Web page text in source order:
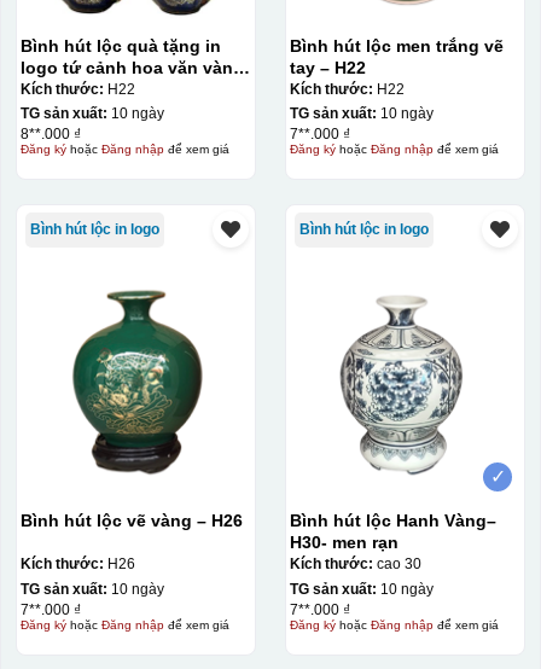
Bình hút lộc quà tặng in
logo tứ cảnh hoa văn vàng
kim 24cm KQ-BHL08
Kích thước: H22
TG sản xuất: 10 ngày
8**.000 ₫
Đăng kýhoặc Đăng nhậpđể xem giá
Bình hút lộc men trắng vẽ
tay – H22
Kích thước: H22
TG sản xuất: 10 ngày
7**.000 ₫
Đăng kýhoặc Đăng nhậpđể xem giá
Bình hút lộc in logo
Bình hút lộc vẽ vàng – H26
Kích thước: H26
TG sản xuất: 10 ngày
7**.000 ₫
Đăng kýhoặc Đăng nhậpđể xem giá
Bình hút lộc in logo
✓
Bình hút lộc Hanh Vàng–
H30- men rạn
Kích thước: cao 30
TG sản xuất: 10 ngày
7**.000 ₫
Đăng kýhoặc Đăng nhậpđể xem giá